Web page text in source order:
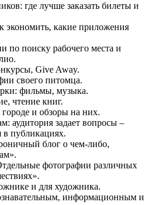
где лучше заказать билеты и
экономить, какие приложения
по поиску рабочего места и
Give Away.
своего питомца.
фильмы, музыка.
чтение книг.
и обзоры на них.
аудитория задает вопросы –
в публикациях.
блог о чем-либо,
фотографии различных
и для художника.
информационным и